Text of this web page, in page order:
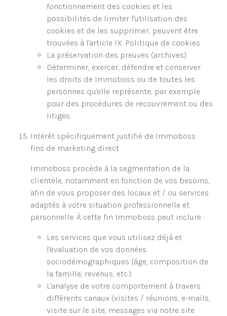
fonctionnement des cookies et les
possibilités de limiter l'utilisation des
cookies et de les supprimer, peuvent être
trouvées à l'article IX. Politique de cookies
La préservation des preuves (archives).
Déterminer, exercer, défendre et conserver
les droits de Immoboss ou de toutes les
personnes qu'elle représente, par exemple
pour des procédures de recouvrement ou des
litiges.
Intérêt spécifiquement justifié de Immoboss :
fins de marketing direct
Immoboss procède à la segmentation de la
clientèle, notamment en fonction de vos besoins,
afin de vous proposer des locaux et / ou services
adaptés à votre situation professionnelle et
personnelle. À cette fin Immoboss peut inclure :
Les services que vous utilisez déjà et
l'évaluation de vos données
sociodémographiques (âge, composition de
la famille, revenus, etc.).
L'analyse de votre comportement à travers
différents canaux (visites / réunions, e-mails,
visite sur le site, messages via notre site